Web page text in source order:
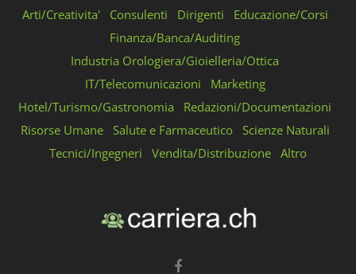
Arti/Creativita'
Consulenti Dirigenti
Educazione/Corsi
Finanza/Banca/Auditing
Industria Orologiera/Gioielleria/Ottica
IT/Telecomunicazioni
Marketing
Hotel/Turismo/Gastronomia
Redazioni/Documentazioni
Risorse Umane
Salute e Farmaceutico
Scienze Naturali
Tecnici/Ingegneri
Vendita/Distribuzione Altro